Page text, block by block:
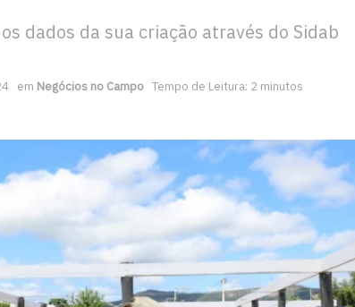
dados da sua criação através do Sidab
em Negócios no Campo Tempo de Leitura: 2 minutos